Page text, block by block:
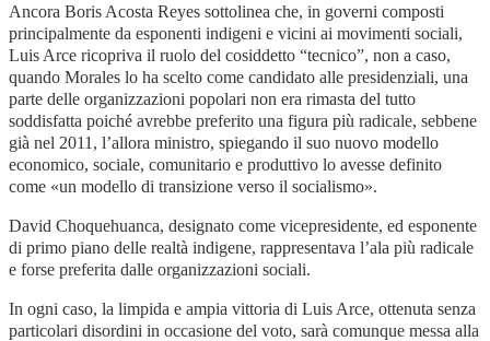
Ancora Boris Acosta Reyes sottolinea che, in governi composti
principalmente da esponenti indigeni e vicini ai movimenti sociali,
Luis Arce ricopriva il ruolo del cosiddetto “tecnico”, non a caso,
quando Morales lo ha scelto come candidato alle presidenziali, una
parte delle organizzazioni popolari non era rimasta del tutto
soddisfatta poiché avrebbe preferito una figura più radicale, sebbene
già nel 2011, l’allora ministro, spiegando il suo nuovo modello
economico, sociale, comunitario e produttivo lo avesse definito
come «un modello di transizione verso il socialismo».
David Choquehuanca, designato come vicepresidente, ed esponente
di primo piano delle realtà indigene, rappresentava l’ala più radicale
e forse preferita dalle organizzazioni sociali.
In ogni caso, la limpida e ampia vittoria di Luis Arce, ottenuta senza
particolari disordini in occasione del voto, sarà comunque messa alla